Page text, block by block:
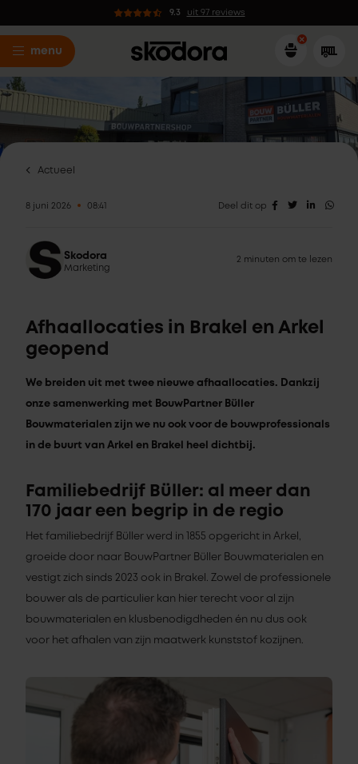
9.3 uit 97 reviews
menu
Actueel
8 juni 2026 08:41 Deel dit op
Skodora
Marketing
2 minuten om te lezen
Afhaallocaties in Brakel en Arkel
geopend
We breiden uit met twee nieuwe afhaallocaties. Dankzij
onze samenwerking met BouwPartner Büller
Bouwmaterialen zijn we nu ook voor de bouwprofessionals
in de buurt van Arkel en Brakel heel dichtbij.
Familiebedrijf Büller: al meer dan
170 jaar een begrip in de regio
Het familiebedrijf Büller werd in 1855 opgericht in Arkel,
groeide door naar BouwPartner Büller Bouwmaterialen en
vestigt zich sinds 2023 ook in Brakel. Zowel de professionele
bouwer als de particulier kan hier terecht voor al zijn
bouwmaterialen en klusbenodigdheden én nu dus ook
voor het afhalen van zijn maatwerk kunststof kozijnen.